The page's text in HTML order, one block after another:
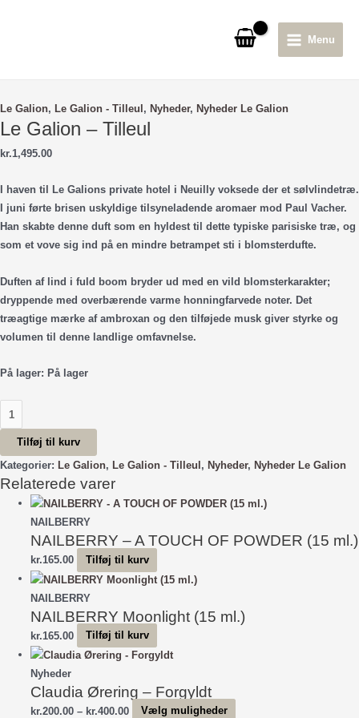
Menu
Le Galion, Le Galion - Tilleul , Nyheder, Nyheder Le Galion
Le Galion – Tilleul
kr.1,495.00
I haven til Le Galions private hotel i Neuilly voksede der et sølvlindetræ.
I juni førte brisen uskyldige tilsyneladende aromaer mod Paul Vacher.
Han skabte denne duft som en hyldest til dette typiske parisiske træ, og
som et vove sig ind på en mindre betrampet sti i blomsterdufte.
Duften af ​​lind i fuld boom bryder ud med en vild blomsterkarakter;
dryppende med overbærende varme honningfarvede noter. Det
træagtige mærke af ambroxan og den tilføjede musk giver styrke og
volumen til denne landlige omfavnelse.
På lager: På lager
Le
Galion
Tilleul
antal
Tilføj til kurv
Kategorier: Le Galion, Le Galion - Tilleul , Nyheder, Nyheder Le Galion
Relaterede varer
NAILBERRY
NAILBERRY – A TOUCH OF POWDER (15 ml.)
kr.165.00 Tilføj til kurv
NAILBERRY
NAILBERRY Moonlight (15 ml.)
kr.165.00 Tilføj til kurv
Nyheder
Claudia Ørering – Forgyldt
kr.200.00 – kr.400.00Prisinterval:
Vælg muligheder